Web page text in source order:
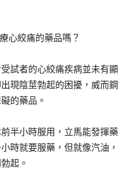
心絞痛的藥品嗎？
試者的心絞痛疾病並未有顯
現陰莖勃起的困擾，威而鋼
的藥品。
半小時服用，立馬能發揮藥
時就要服藥，但就像汽油，
起。